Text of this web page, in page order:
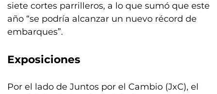
siete cortes parrilleros, a lo que sumó que este
año “se podría alcanzar un nuevo récord de
embarques”.
Exposiciones
Por el lado de Juntos por el Cambio (JxC), el